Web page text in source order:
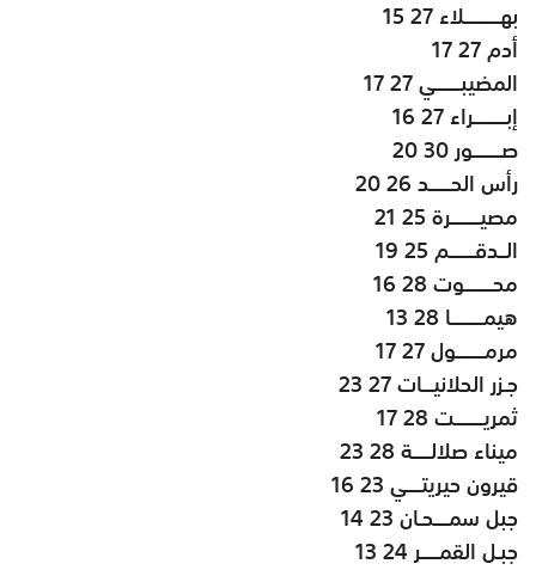
بهــــــــــلاء 27 15
أدم 27 17
المضيبـــــــي 27 17
إبـــــــــراء 27 16
صــــــــور 30 20
رأس الحــــــد 26 20
مصيــــــــرة 25 21
الــدقـــــــم 25 19
محــــــــوت 28 16
هيمـــــــــا 28 13
مرمــــــــول 27 17
جـزر الحلانيـــات 27 23
ثمريــــــــت 28 17
ميناء صلالـــــة 28 23
قيرون حيريتــــي 23 16
جبل سمــــحـان 23 14
جبـل القمـــــر 24 13